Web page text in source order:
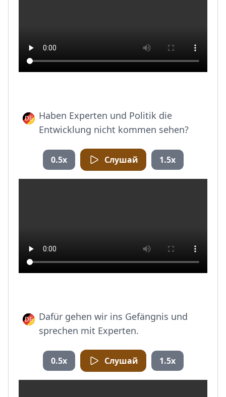
Haben Experten und Politik die
Entwicklung nicht kommen sehen?
0.5x Слушай 1.5x
Dafür gehen wir ins Gefängnis und
sprechen mit Experten.
0.5x Слушай 1.5x